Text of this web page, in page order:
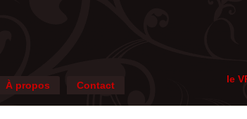
le
À propos Contact